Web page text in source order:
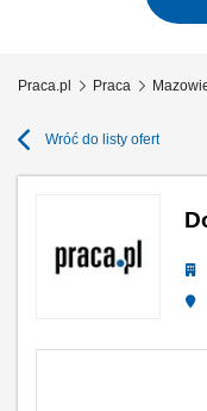
Praca.pl Praca
Wróć do listy ofert